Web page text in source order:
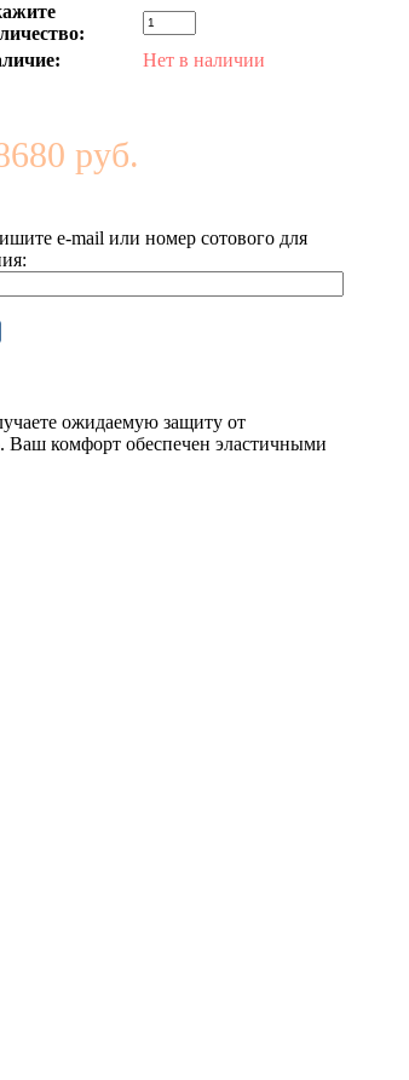
Нет в наличии
руб.
e-mail или номер сотового для
ожидаемую защиту от
Ваш комфорт обеспечен эластичными